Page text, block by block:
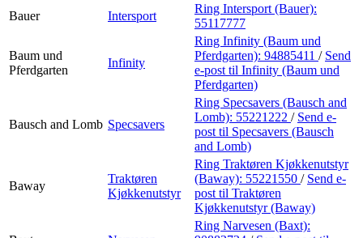
Bauer
Intersport
Ring Intersport (Bauer):
55117777
Baum und
Pferdgarten
Infinity
Ring Infinity (Baum und
Pferdgarten): 94885411 / Send
e-post til Infinity (Baum und
Pferdgarten)
Bausch and Lomb Specsavers
Ring Specsavers (Bausch and
Lomb): 55221222 / Send e-
post til Specsavers (Bausch
and Lomb)
Baway
Traktøren
Kjøkkenutstyr
Ring Traktøren Kjøkkenutstyr
(Baway): 55221550 / Send e-
post til Traktøren
Kjøkkenutstyr (Baway)
Ring Narvesen (Baxt):